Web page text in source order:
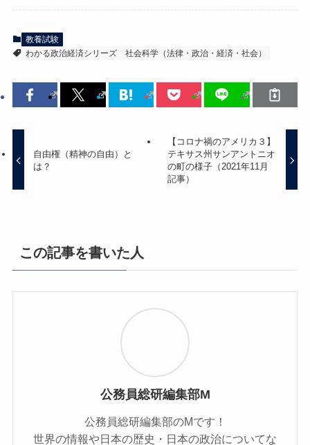
教養試験
わかる政治経済シリーズ
社会科学（法律・政治・経済・社会）
自由権（精神の自由）と
は？
【コロナ禍のアメリカ３】
テキサス州サンアントニオ
の町の様子（2021年11月
記事）
この記事を書いた人
公務員総研編集部M
公務員総研編集部のMです！
世界の情報や日本の歴史・日本の政治についてな